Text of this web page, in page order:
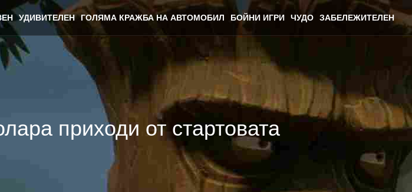
УДИВИТЕЛЕН ГОЛЯМА КРАЖБА НА АВТОМОБИЛ БОЙНИ ИГРИ ЧУДО ЗАБЕЛЕЖИТЕЛЕН
приходи от стартовата